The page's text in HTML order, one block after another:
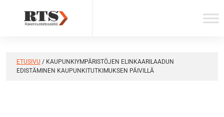
ETUSIVU / KAUPUNKIYMPÄRISTÖJEN ELINKAARILAADUN
EDISTÄMINEN KAUPUNKITUTKIMUKSEN PÄIVILLÄ